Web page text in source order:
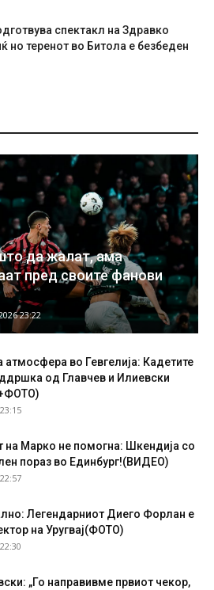
спектакл на Здравко
но теренот во Битола е безбеден
да жалат, ама
пред своите фанови
23:22
атмосфера во Гевгелија: Кадетите
од Главчев и Илиевски
на Марко не помогна: Шкендија со
пораз во Единбург!(ВИДЕО)
Легендарниот Диего Форлан е
на Уругвај(ФОТО)
„Го направивме првиот чекор,